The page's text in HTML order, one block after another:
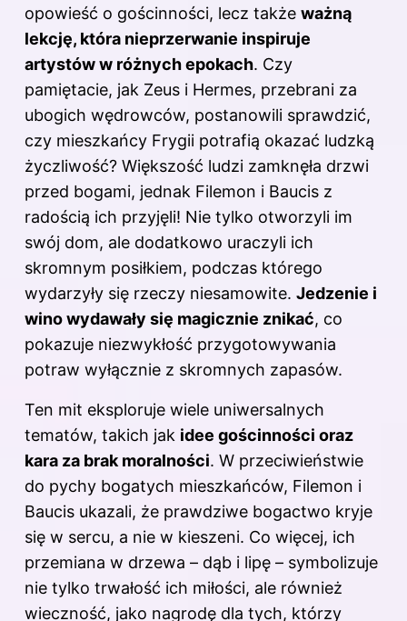
opowieść o gościnności, lecz także ważną
lekcję, która nieprzerwanie inspiruje
artystów w różnych epokach. Czy
pamiętacie, jak Zeus i Hermes, przebrani za
ubogich wędrowców, postanowili sprawdzić,
czy mieszkańcy Frygii potrafią okazać ludzką
życzliwość? Większość ludzi zamknęła drzwi
przed bogami, jednak Filemon i Baucis z
radością ich przyjęli! Nie tylko otworzyli im
swój dom, ale dodatkowo uraczyli ich
skromnym posiłkiem, podczas którego
wydarzyły się rzeczy niesamowite. Jedzenie i
wino wydawały się magicznie znikać, co
pokazuje niezwykłość przygotowywania
potraw wyłącznie z skromnych zapasów.
Ten mit eksploruje wiele uniwersalnych
tematów, takich jak idee gościnności oraz
kara za brak moralności. W przeciwieństwie
do pychy bogatych mieszkańców, Filemon i
Baucis ukazali, że prawdziwe bogactwo kryje
się w sercu, a nie w kieszeni. Co więcej, ich
przemiana w drzewa – dąb i lipę – symbolizuje
nie tylko trwałość ich miłości, ale również
wieczność, jako nagrodę dla tych, którzy